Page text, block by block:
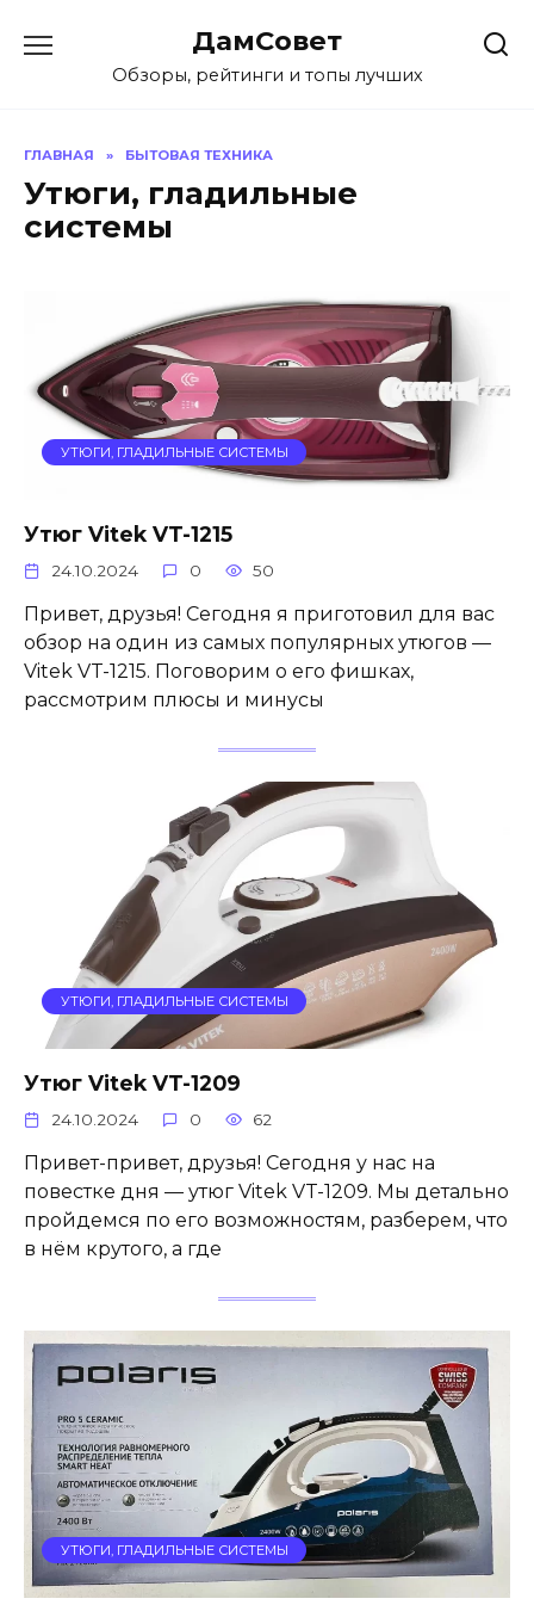
содержанию
ДамСовет
Обзоры, рейтинги и топы лучших
ГЛАВНАЯ » БЫТОВАЯ ТЕХНИКА
Утюги, гладильные
системы
УТЮГИ, ГЛАДИЛЬНЫЕ СИСТЕМЫ
Утюг Vitek VT-1215
24.10.2024 0 50
Привет, друзья! Сегодня я приготовил для вас
обзор на один из самых популярных утюгов —
Vitek VT-1215. Поговорим о его фишках,
рассмотрим плюсы и минусы
УТЮГИ, ГЛАДИЛЬНЫЕ СИСТЕМЫ
Утюг Vitek VT-1209
24.10.2024 0 62
Привет-привет, друзья! Сегодня у нас на
повестке дня — утюг Vitek VT-1209. Мы детально
пройдемся по его возможностям, разберем, что
в нём крутого, а где
УТЮГИ, ГЛАДИЛЬНЫЕ СИСТЕМЫ